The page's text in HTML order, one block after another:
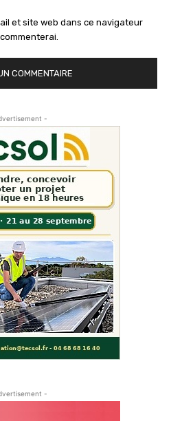
et site web dans ce navigateur
-
-